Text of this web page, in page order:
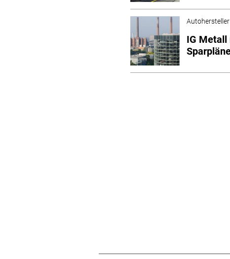
Autohersteller
IG